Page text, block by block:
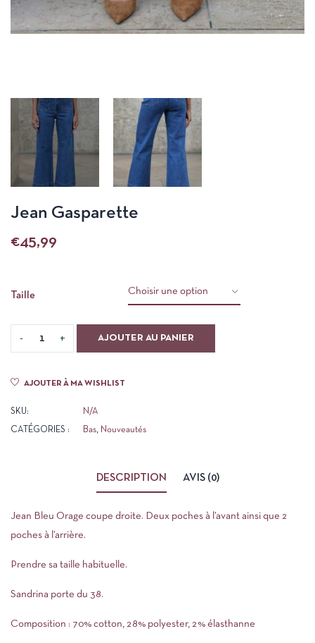
Jean Gasparette
€45,99
Taille
AJOUTER AU PANIER
AJOUTER À MA WISHLIST
SKU: N/A
CATÉGORIES : Bas, Nouveautés
DESCRIPTION AVIS (0)
Jean Bleu Orage coupe droite. Deux poches à l’avant ainsi que 2
poches à l’arrière.
Prendre sa taille habituelle.
Sandrina porte du 38.
Composition : 70% cotton, 28% polyester, 2% élasthanne